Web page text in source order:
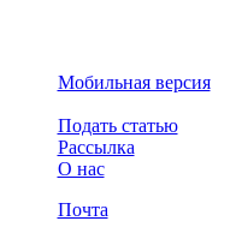
Мобильная версия
Подать статью
Рассылка
О нас
Почта